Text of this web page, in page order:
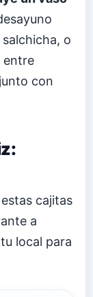
o
entre
con
cajitas
a
local para